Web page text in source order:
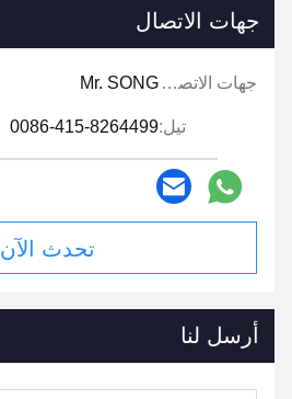
جهات الاتصال
جهات الاتصال: Mr. SONG
تيل:0086-415-8264499
تحدث الآن
أرسل لنا